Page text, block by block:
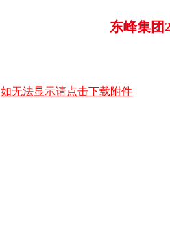
东峰集团
如无法显示请点击下载附件